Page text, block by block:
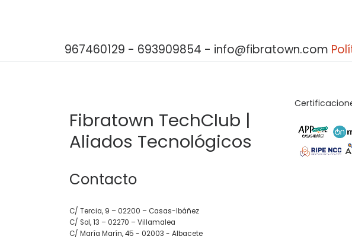
967460129 - 693909854 - info@fibratown.com
Fibratown TechClub |
Aliados Tecnológicos
Contacto
C/ Tercia, 9 – 02200 – Casas-Ibáñez
C/ Sol, 13 – 02270 – Villamalea
C/ María Marín, 45 - 02003 - Albacete